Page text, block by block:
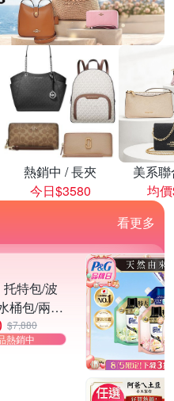
熱銷中 / 長夾
今日$3580
美系
均
看更多
特包/波
桶包/兩用
$7,880
熱銷中